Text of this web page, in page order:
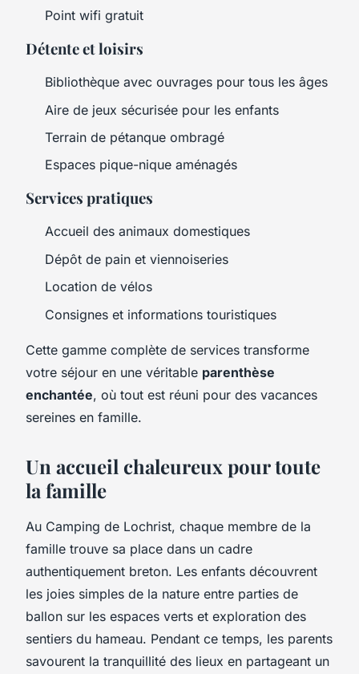
Point wifi gratuit
Détente et loisirs
Bibliothèque avec ouvrages pour tous les âges
Aire de jeux sécurisée pour les enfants
Terrain de pétanque ombragé
Espaces pique-nique aménagés
Services pratiques
Accueil des animaux domestiques
Dépôt de pain et viennoiseries
Location de vélos
Consignes et informations touristiques
Cette gamme complète de services transforme
votre séjour en une véritable parenthèse
enchantée, où tout est réuni pour des vacances
sereines en famille.
Un accueil chaleureux pour toute
la famille
Au Camping de Lochrist, chaque membre de la
famille trouve sa place dans un cadre
authentiquement breton. Les enfants découvrent
les joies simples de la nature entre parties de
ballon sur les espaces verts et exploration des
sentiers du hameau. Pendant ce temps, les parents
savourent la tranquillité des lieux en partageant un